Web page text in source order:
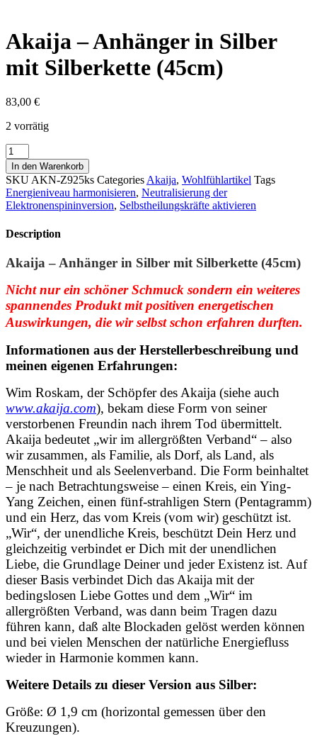
Akaija – Anhänger in Silber
mit Silberkette (45cm)
83,00 €
2 vorrätig
Akaija
-
Anhänger
in
Silber
mit
Silberkette
(45cm)
In den Warenkorb
SKUAKN-Z925ks CategoriesAkaija, Wohlfühlartikel Tags
Energieniveau harmonisieren, Neutralisierung der
Elektronenspininversion, Selbstheilungskräfte aktivieren
Description
Akaija – Anhänger in Silber mit Silberkette (45cm)
Nicht nur ein schöner Schmuck sondern ein weiteres
spannendes Produkt mit positiven energetischen
Auswirkungen, die wir selbst schon erfahren durften.
Informationen aus der Herstellerbeschreibung und
meinen eigenen Erfahrungen:
Wim Roskam, der Schöpfer des Akaija (siehe auch
www.akaija.com), bekam diese Form von seiner
verstorbenen Freundin nach ihrem Tod übermittelt.
Akaija bedeutet „wir im allergrößten Verband“ – also
wir zusammen, als Familie, als Dorf, als Land, als
Menschheit und als Seelenverband. Die Form beinhaltet
– je nach Betrachtungsweise – einen Kreis, ein Ying-
Yang Zeichen, einen fünf-strahligen Stern (Pentagramm)
und ein Herz, das vom Kreis (vom wir) geschützt ist.
„Wir“, der unendliche Kreis, beschützt Dein Herz und
gleichzeitig verbindet er Dich mit der unendlichen
Liebe, die Grundlage Deiner und jeder Existenz ist. Auf
dieser Basis verbindet Dich das Akaija mit der
bedingslosen Liebe Gottes und dem „Wir“ im
allergrößten Verband, was dann beim Tragen dazu
führen kann, daß alte Blockaden gelöst werden können
und bei vielen Menschen der natürliche Energiefluss
wieder in Harmonie kommen kann.
Weitere Details zu dieser Version aus Silber:
Größe: Ø 1,9 cm (horizontal gemessen über den
Kreuzungen).